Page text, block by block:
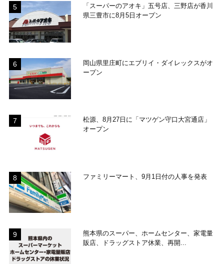
「スーパーのアオキ」五号店、三野店が香川
県三豊市に8月5日オープン
岡山県里庄町にエブリイ・ダイレックスがオ
ープン
松源、8月27日に「マツゲン守口大宮通店」
オープン
ファミリーマート、9月1日付の人事を発表
熊本県のスーパー、ホームセンター、家電量
販店、ドラッグストア休業、再開...